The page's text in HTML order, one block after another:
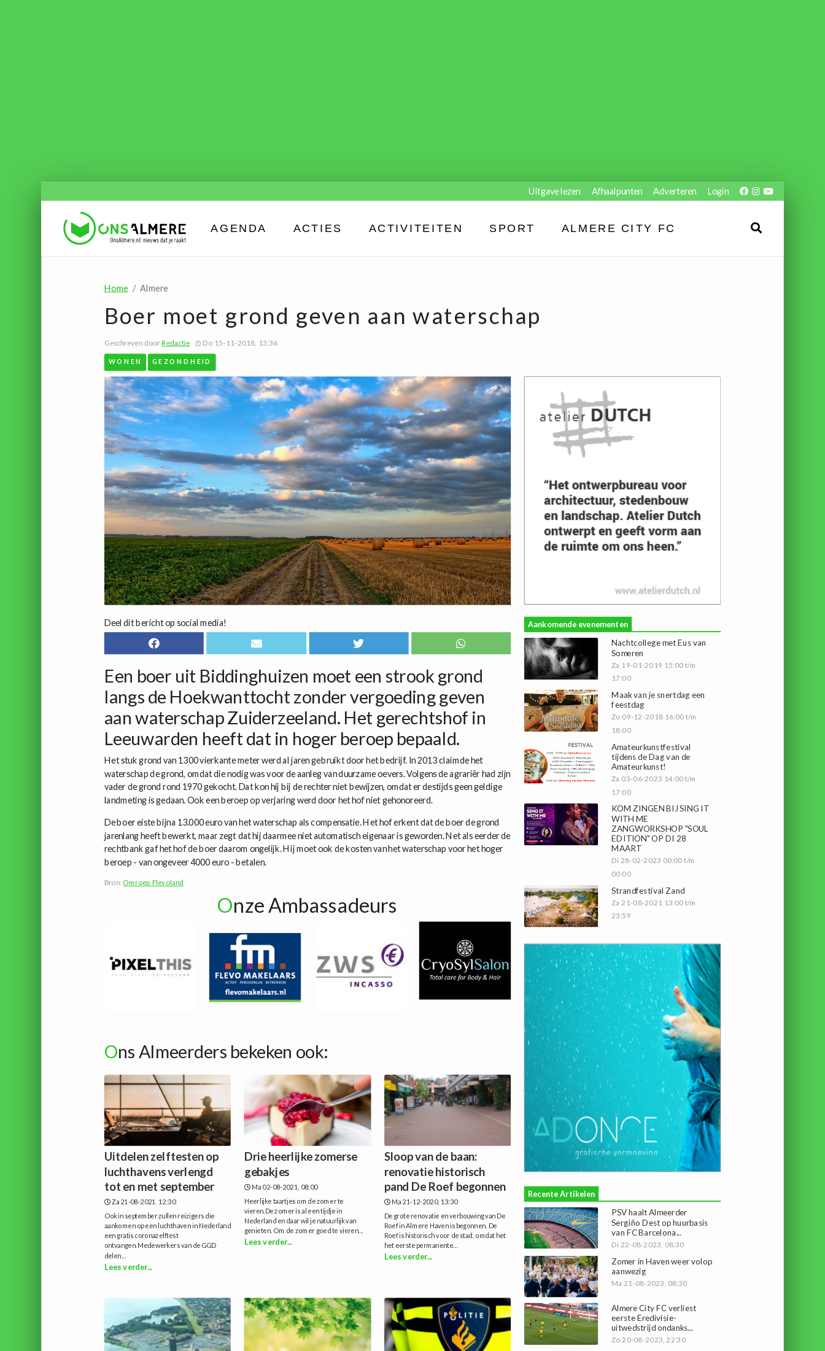
Uitgave lezen Afhaalpunten Adverteren Login
AGENDA ACTIES ACTIVITEITEN SPORT ALMERE CITY FC
Home Almere
Boer moet grond geven aan waterschap
Geschreven doorRedactie Do 15-11-2018, 13:36
WONEN GEZONDHEID
Deel dit bericht op social media!
Een boer uit Biddinghuizen moet een strook grond
langs de Hoekwanttocht zonder vergoeding geven
aan waterschap Zuiderzeeland. Het gerechtshof in
Leeuwarden heeft dat in hoger beroep bepaald.
Het stuk grond van 1300 vierkante meter werd al jaren gebruikt door het bedrijf. In 2013 claimde het
waterschap de grond, omdat die nodig was voor de aanleg van duurzame oevers. Volgens de agrariër had zijn
vader de grond rond 1970 gekocht. Dat kon hij bij de rechter niet bewijzen, omdat er destijds geen geldige
landmeting is gedaan. Ook een beroep op verjaring werd door het hof niet gehonoreerd.
De boer eiste bijna 13.000 euro van het waterschap als compensatie. Het hof erkent dat de boer de grond
jarenlang heeft bewerkt, maar zegt dat hij daarmee niet automatisch eigenaar is geworden. Net als eerder de
rechtbank gaf het hof de boer daarom ongelijk. Hij moet ook de kosten van het waterschap voor het hoger
beroep - van ongeveer 4000 euro - betalen.
Bron: Omroep Flevoland
Onze Ambassadeurs
Ons Almeerders bekeken ook:
Uitdelen zelftesten op
luchthavens verlengd
tot en met september
Za 21-08-2021, 12:30
Ook in september zullen reizigers die
aankomen op een luchthaven in Nederland
een gratis coronazelftest
ontvangen.Medewerkers van de GGD
delen...
Lees verder...
Drie heerlijke zomerse
gebakjes
Ma 02-08-2021, 08:00
Heerlijke taartjes om de zomer te
vieren.De zomer is al een tijdje in
Nederland en daar wil je natuurlijk van
genieten. Om de zomer goed te vieren...
Lees verder...
Sloop van de baan:
renovatie historisch
pand De Roef begonnen
Ma 21-12-2020, 13:30
De grote renovatie en verbouwing van De
Roef in Almere Haven is begonnen. De
Roef is historisch voor de stad, omdat het
het eerste permanente...
Lees verder...
Aankomende evenementen
Nachtcollege met Eus van
Someren
Za 19-01-2019 15:00 t/m
17:00
Maak van je snertdag een
feestdag
Zo 09-12-2018 16:00 t/m
18:00
Amateurkunstfestival
tijdens de Dag van de
Amateurkunst!
Za 03-06-2023 14:00 t/m
17:00
KOM ZINGEN BIJ SING IT
WITH ME
ZANGWORKSHOP "SOUL
EDITION" OP DI 28
MAART
Di 28-02-2023 00:00 t/m
00:00
Strandfestival Zand
Za 21-08-2021 13:00 t/m
23:59
Recente Artikelen
PSV haalt Almeerder
Sergiño Dest op huurbasis
van FC Barcelona...
Di 22-08-2023, 08:30
Zomer in Haven weer volop
aanwezig
Ma 21-08-2023, 08:30
Almere City FC verliest
eerste Eredivisie-
uitwedstrijd ondanks...
Zo 20-08-2023, 22:30